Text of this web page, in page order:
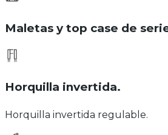
Maletas y top case de
Horquilla invertida.
Horquilla invertida regulable.